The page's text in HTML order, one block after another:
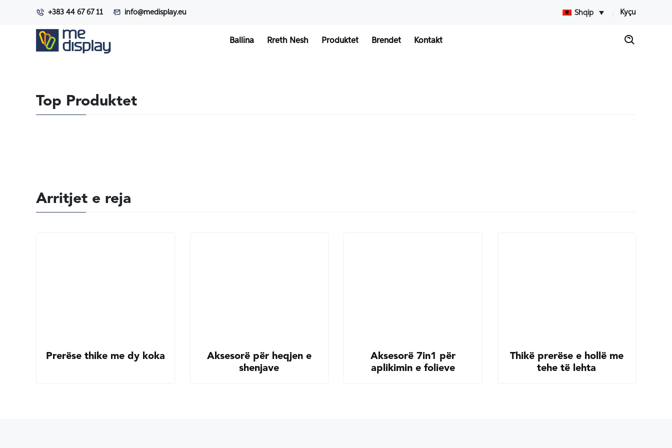
+383 44 67 67 11 info@medisplay.eu Shqip Kyçu
Ballina Rreth Nesh Produktet Brendet Kontakt
Top Produktet
Arritjet e reja
Prerëse thike me dy koka
Aksesorë për heqjen e
shenjave
Aksesorë 7in1 për
aplikimin e folieve
Thikë prerëse e hollë me
tehe të lehta